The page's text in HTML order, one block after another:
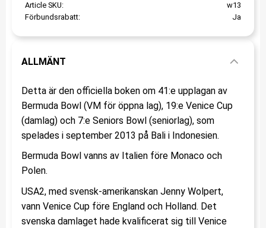
Article SKU
w13
Förbundsrabatt
Ja
ALLMÄNT
Detta är den officiella boken om 41:e upplagan av
Bermuda Bowl (VM för öppna lag), 19:e Venice Cup
(damlag) och 7:e Seniors Bowl (seniorlag), som
spelades i september 2013 på Bali i Indonesien.
Bermuda Bowl vanns av Italien före Monaco och
Polen.
USA2, med svensk-amerikanskan Jenny Wolpert,
vann Venice Cup före England och Holland. Det
svenska damlaget hade kvalificerat sig till Venice